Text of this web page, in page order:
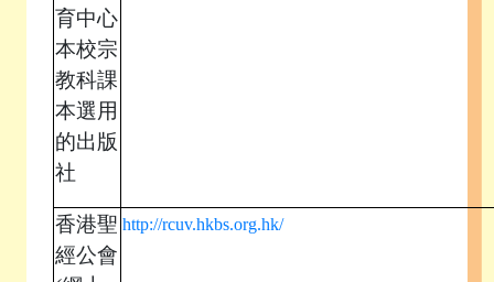
育中心
本校宗
教科課
本選用
的出版
社
香港聖
經公會
http://rcuv.hkbs.org.hk/